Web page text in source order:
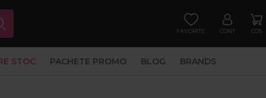
FAVORITE CONT COS
STOC PACHETE PROMO BLOG BRANDS